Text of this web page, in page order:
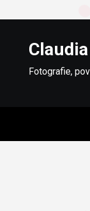
Fotografie,